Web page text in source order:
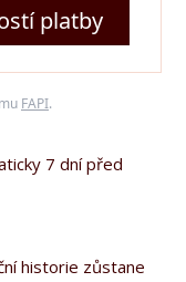
platby
FAPI.
7 dní před
historie zůstane